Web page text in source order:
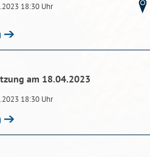
18:30 Uhr
am 18.04.2023
18:30 Uhr